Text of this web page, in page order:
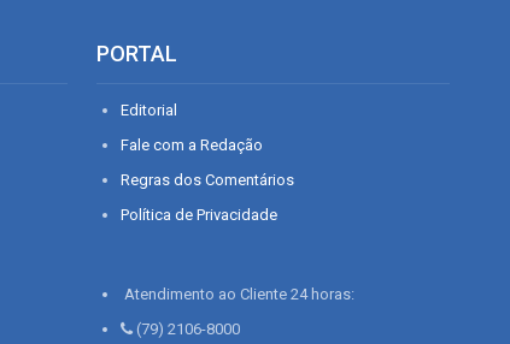
PORTAL
Editorial
Fale com a Redação
Regras dos Comentários
Política de Privacidade
Atendimento ao Cliente 24 horas:
(79) 2106-8000